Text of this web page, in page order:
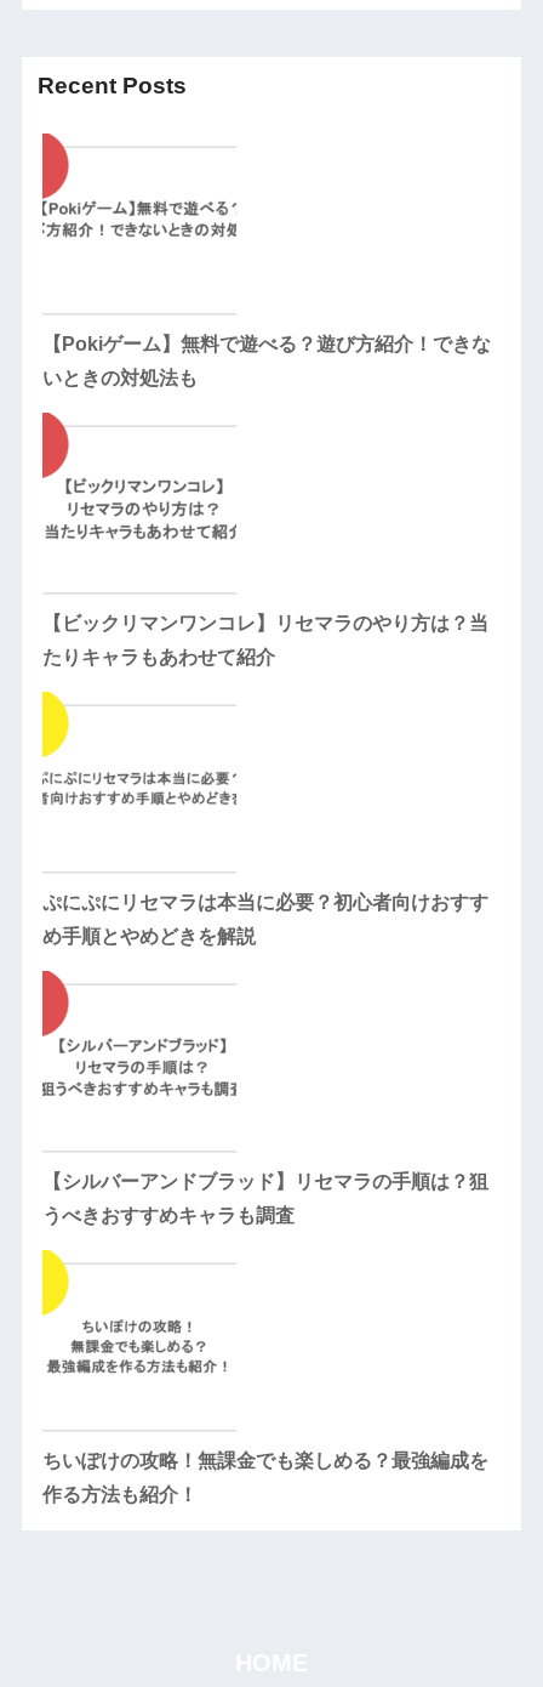
Recent Posts
【Pokiゲーム】無料で遊べる？遊び方紹介！できな
いときの対処法も
【ビックリマンワンコレ】リセマラのやり方は？当
たりキャラもあわせて紹介
ぷにぷにリセマラは本当に必要？初心者向けおすす
め手順とやめどきを解説
【シルバーアンドブラッド】リセマラの手順は？狙
うべきおすすめキャラも調査
ちいぽけの攻略！無課金でも楽しめる？最強編成を
作る方法も紹介！